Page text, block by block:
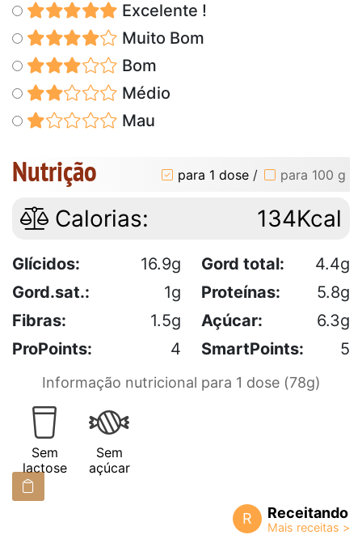
Excelente !
Muito Bom
Bom
Médio
Mau
Nutrição para 1 dose / para 100 g
Calorias: 134Kcal
Glícidos: 16.9g Gord total:
4.4g
Gord.sat.:
1g Proteínas:
5.8g
Fibras:
1.5g Açúcar:
6.3g
ProPoints:
4 SmartPoints: 5
Informação nutricional para 1 dose (78g)
Sem
lactose
Sem
açúcar
R Receitando